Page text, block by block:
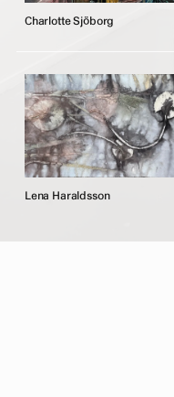
CharlotteSjöborg
Lena Haraldsson